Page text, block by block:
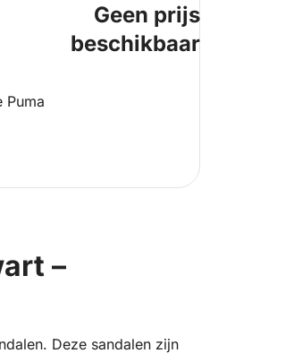
Puma
Geen prijs
beschikbaar
–
Deze sandalen zijn